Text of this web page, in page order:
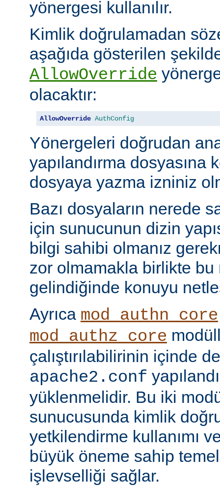
yönergesi kullanılır.
Kimlik doğrulamadan
aşağıda gösterilen
AllowOverride
olacaktır:
AllowOverride AuthConfig
Yönergeleri doğrudan
yapılandırma dosyasına
dosyaya yazma izniniz
Bazı dosyaların nerede
için sunucunun dizin
bilgi sahibi olmanız
zor olmamakla birlikte bu
gelindiğinde konuyu
Ayrıca mod_authn_core
mod_authz_core
çalıştırılabilirinin içinde
apache2.conf
yüklenmelidir. Bu iki
sunucusunda kimlik
yetkilendirme kullanımı
büyük öneme sahip
işlevselliği sağlar.